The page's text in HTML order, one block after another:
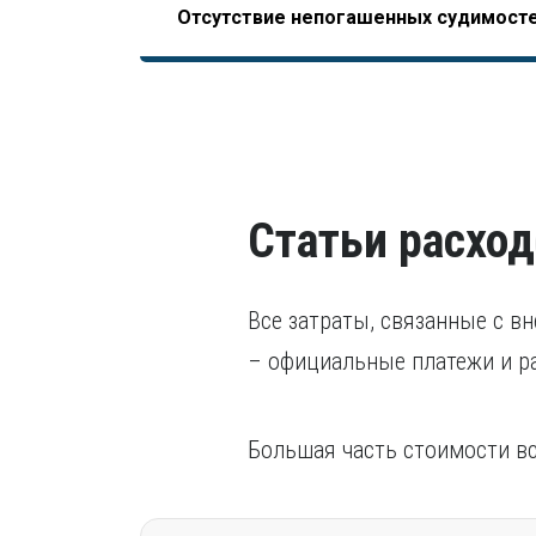
НОСТРОЙ, допускающего начало отсчета
последних пяти лет.
Отсутствие непогашенных
В том числе, уголовного преследования.
Статьи
Все затраты, связанные с
– официальные платежи и
Большая часть стоимости